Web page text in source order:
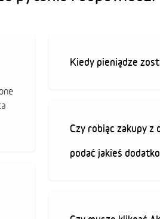
Kiedy pieniądze
Czy robiąc zakupy
podać jakieś